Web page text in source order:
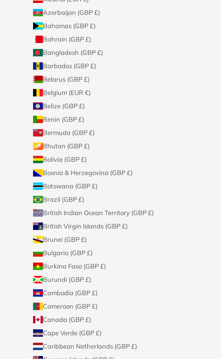
Azerbaijan (GBP £)
Bahamas (GBP £)
Bahrain (GBP £)
Bangladesh (GBP £)
Barbados (GBP £)
Belarus (GBP £)
Belgium (EUR €)
Belize (GBP £)
Benin (GBP £)
Bermuda (GBP £)
Bhutan (GBP £)
Bolivia (GBP £)
Bosnia & Herzegovina (GBP £)
Botswana (GBP £)
Brazil (GBP £)
British Indian Ocean Territory (GBP £)
British Virgin Islands (GBP £)
Brunei (GBP £)
Bulgaria (GBP £)
Burkina Faso (GBP £)
Burundi (GBP £)
Cambodia (GBP £)
Cameroon (GBP £)
Canada (GBP £)
Cape Verde (GBP £)
Caribbean Netherlands (GBP £)